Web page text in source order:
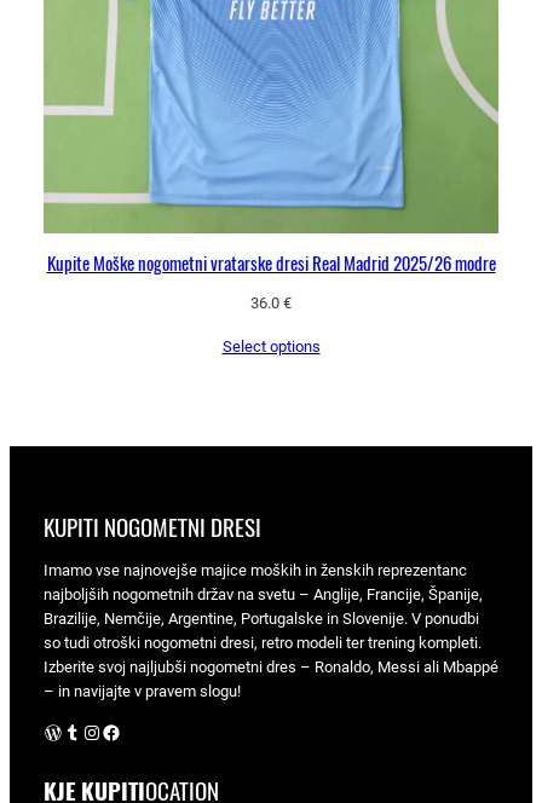
Kupite Moške nogometni vratarske dresi Real Madrid 2025/26 modre
36.0 €
Select options
KUPITI NOGOMETNI DRESI
Imamo vse najnovejše majice moških in ženskih reprezentanc
najboljših nogometnih držav na svetu – Anglije, Francije, Španije,
Brazilije, Nemčije, Argentine, Portugalske in Slovenije. V ponudbi
so tudi otroški nogometni dresi, retro modeli ter trening kompleti.
Izberite svoj najljubši nogometni dres – Ronaldo, Messi ali Mbappé
– in navijajte v pravem slogu!
WordPress Instagram Facebook
KJE KUPITIOCATION